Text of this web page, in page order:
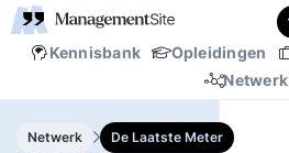
Kennisbank Opleidingen
Netwerk
Netwerk
De Laatste Meter